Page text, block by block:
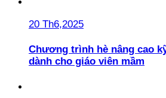
20 Th6,2025
Chương trình hè nâng cao
dành cho giáo viên mầm